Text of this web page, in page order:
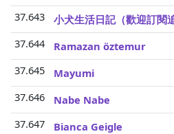
37.643
小犬生活日記（歡迎訂閱
37.644
Ramazan öztemur
37.645
Mayumi
37.646
Nabe Nabe
37.647
Bianca Geigle